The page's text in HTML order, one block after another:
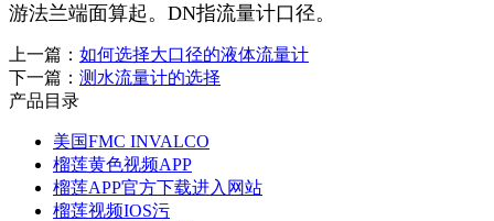
游法兰端面算起。DN指流量计口径。
上一篇： 如何选择大口径的液体流量计
下一篇： 测水流量计的选择
产品目录
美国FMC INVALCO
榴莲黄色视频APP
榴莲APP官方下载进入网站
榴莲视频IOS污